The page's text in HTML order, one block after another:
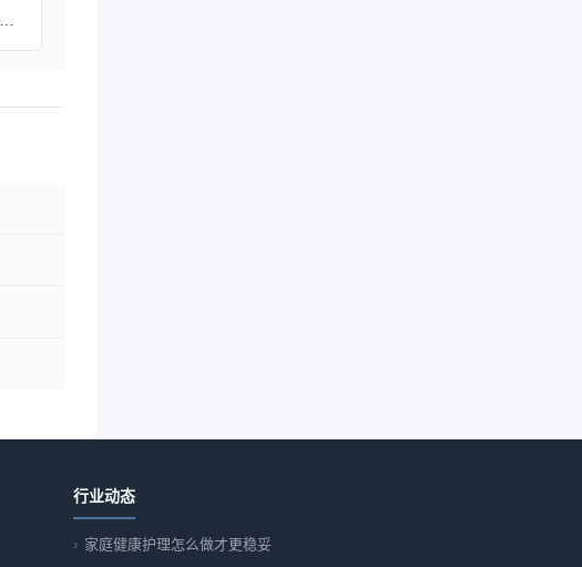
行业动态
家庭健康护理怎么做才更稳妥